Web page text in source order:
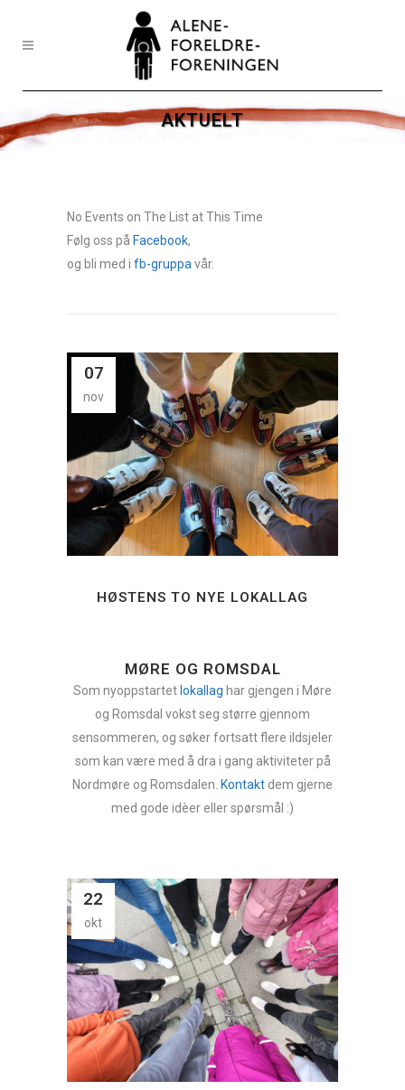
AKTUELT
No Events on The List at This Time
Følg oss på Facebook,
og bli med i fb-gruppa vår.
07
nov
HØSTENS TO NYE LOKALLAG
MØRE OG ROMSDAL
Som nyoppstartetlokallag har gjengen i Møre
og Romsdal vokst seg større gjennom
sensommeren, og søker fortsatt flere ildsjeler
som kan være med å dra i gang aktiviteter på
Nordmøre og Romsdalen. Kontakt dem gjerne
med gode idèer eller spørsmål :)
22
okt